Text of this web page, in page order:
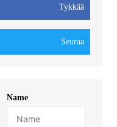
Tykkää
Seuraa
Name